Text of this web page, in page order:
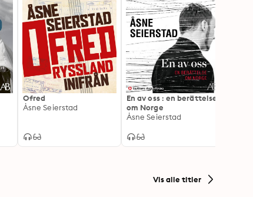
Ofred
Åsne Seierstad
En av oss : en berättelse
om Norge
Åsne Seierstad
Vis alle titler